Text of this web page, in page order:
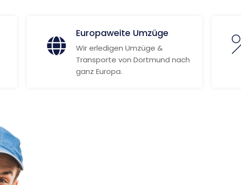
Europaweite Umzüge
Wir erledigen Umzüge &
Transporte von Dortmund nach
ganz Europa.